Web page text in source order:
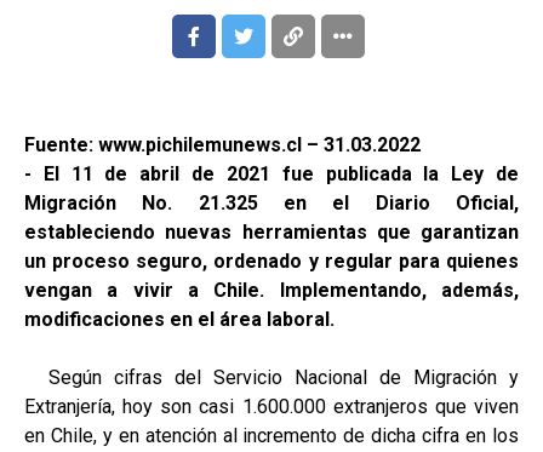
Fuente: www.pichilemunews.cl – 31.03.2022
- El 11 de abril de 2021 fue publicada la Ley de
Migración No. 21.325 en el Diario Oficial,
estableciendo nuevas herramientas que garantizan
un proceso seguro, ordenado y regular para quienes
vengan a vivir a Chile. Implementando, además,
modificaciones en el área laboral.
Según cifras del Servicio Nacional de Migración y
Extranjería, hoy son casi 1.600.000 extranjeros que viven
en Chile, y en atención al incremento de dicha cifra en los